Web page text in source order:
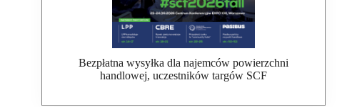
Bezpłatna wysyłka dla najemców powierzchni
handlowej, uczestników targów SCF